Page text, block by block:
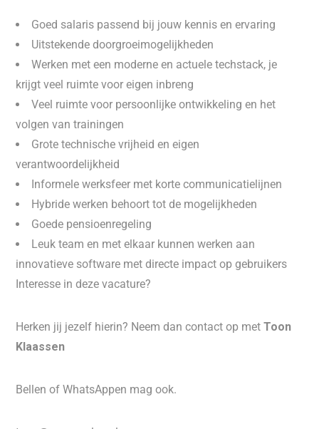
Goed salaris passend bij jouw kennis en ervaring
Uitstekende doorgroeimogelijkheden
Werken met een moderne en actuele techstack, je
krijgt veel ruimte voor eigen inbreng
Veel ruimte voor persoonlijke ontwikkeling en het
volgen van trainingen
Grote technische vrijheid en eigen
verantwoordelijkheid
Informele werksfeer met korte communicatielijnen
Hybride werken behoort tot de mogelijkheden
Goede pensioenregeling
Leuk team en met elkaar kunnen werken aan
innovatieve software met directe impact op gebruikers
Interesse in deze vacature?
Herken jij jezelf hierin? Neem dan contact op metToon
Klaassen
Bellen of WhatsAppen mag ook.